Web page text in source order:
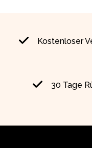
Kostenloser
30 Tage